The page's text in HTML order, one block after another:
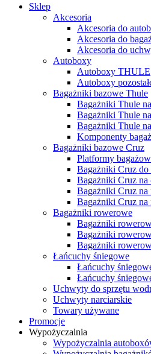
Sklep
Akcesoria
Akcesoria do
Akcesoria do
Akcesoria do
Autoboxy
Autoboxy THULE
Autoboxy
Bagażniki bazowe Thule
Bagażniki Thule
Bagażniki Thule
Bagażniki Thule
Komponenty
Bagażniki bazowe Cruz
Platformy
Bagażniki Cruz do
Bagażniki Cruz na
Bagażniki Cruz na
Bagażniki Cruz
Bagażniki rowerowe
Bagażniki
Bagażniki
Bagażniki
Łańcuchy śniegowe
Łańcuchy
Łańcuchy
Uchwyty do sprzętu
Uchwyty narciarskie
Towary używane
Promocje
Wypożyczalnia
Wypożyczalnia